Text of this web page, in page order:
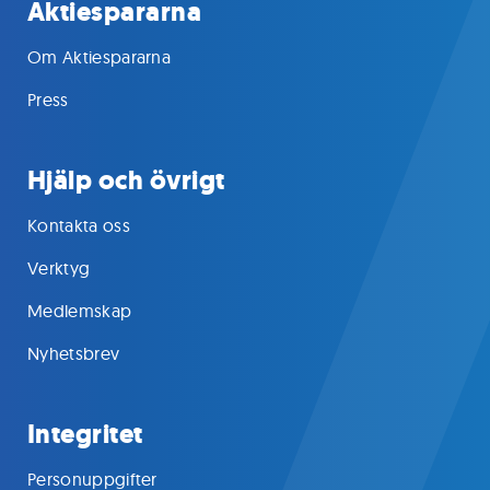
Aktiespararna
Om Aktiespararna
Press
Hjälp och övrigt
Kontakta oss
Verktyg
Medlemskap
Nyhetsbrev
Integritet
Personuppgifter